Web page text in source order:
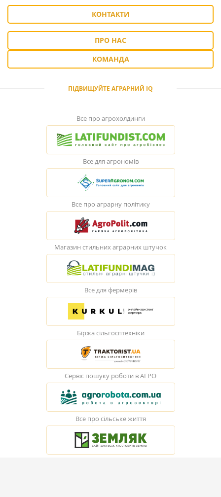
КОНТАКТИ
ПРО НАС
КОМАНДА
ПІДВИЩУЙТЕ АГРАРНИЙ IQ
Все про агрохолдинги
Все для агрономів
Все про аграрну політику
Магазин стильних аграрних штучок
Все для фермерів
Біржа сільгосптехніки
Сервіс пошуку роботи в АГРО
Все про сільське життя